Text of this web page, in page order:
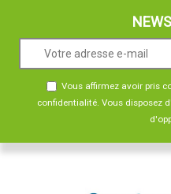
Vous affirmez avoir pris
confidentialité. Vous disposez